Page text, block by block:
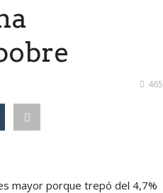
465
mayor porque trepó del 4,7%